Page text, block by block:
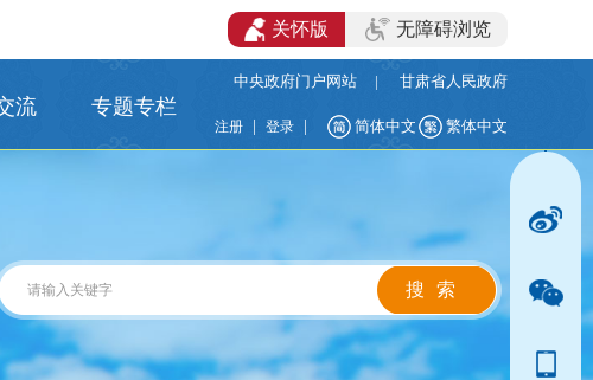
关怀版 无障碍浏览
流 专题专栏
中央政府门户网站 | 甘肃省人民政府
注册 登录 简体中文 繁体中文